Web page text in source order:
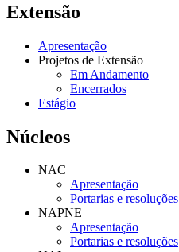
Extensão
Apresentação
Projetos de Extensão
Em Andamento
Encerrados
Estágio
Núcleos
NAC
Apresentação
Portarias e resoluções
NAPNE
Apresentação
Portarias e resoluções